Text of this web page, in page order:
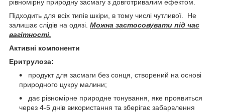
рівномірну природну засмагу з довготривалим ефектом.
Підходить для всіх типів шкіри, в тому числі чутливої. Не
залишає слідів на одязі. Можна застосовувати під час
вагітності.
Активні компоненти
Еритрулоза:
продукт для засмаги без сонця, створений на основі
природного цукру малини;
дає рівномірне природне тонування, яке проявиться
через 4-5 днів використання та зберігає забарвлення